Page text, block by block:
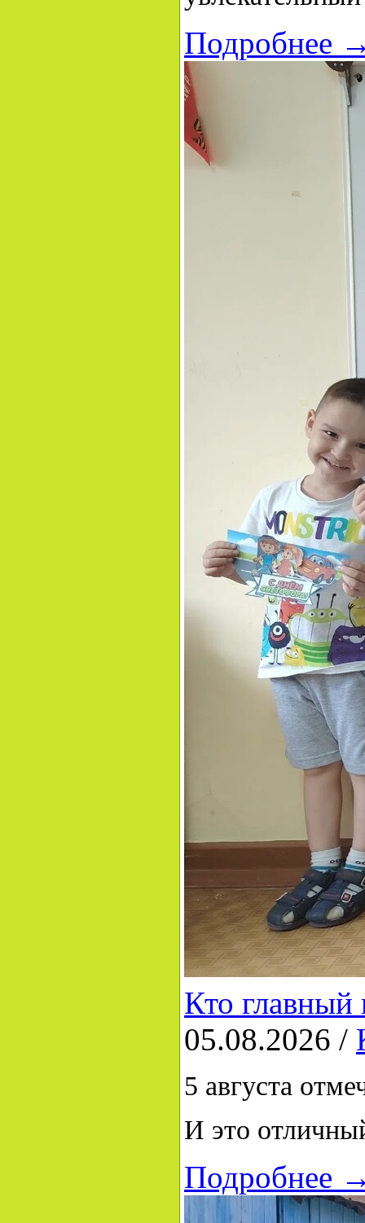
Подробнее
Кто главный
05.08.2026 /
5 августа
И это
Подробнее